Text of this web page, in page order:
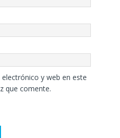
y web en este
que comente.